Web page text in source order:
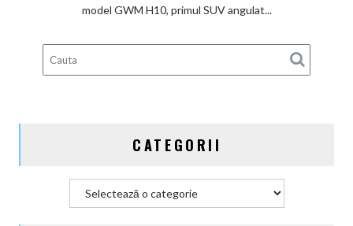
Motor
lansează
model GWM H10, primul SUV angulat...
CATEGORII